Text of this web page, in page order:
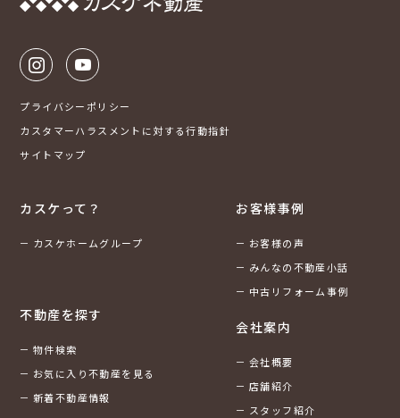
プライバシーポリシー
カスタマーハラスメントに対する行動指針
サイトマップ
カスケって？
カスケホームグループ
不動産を探す
物件検索
お気に入り不動産を見る
新着不動産情報
お客様事例
お客様の声
みんなの不動産小話
中古リフォーム事例
会社案内
会社概要
店舗紹介
スタッフ紹介